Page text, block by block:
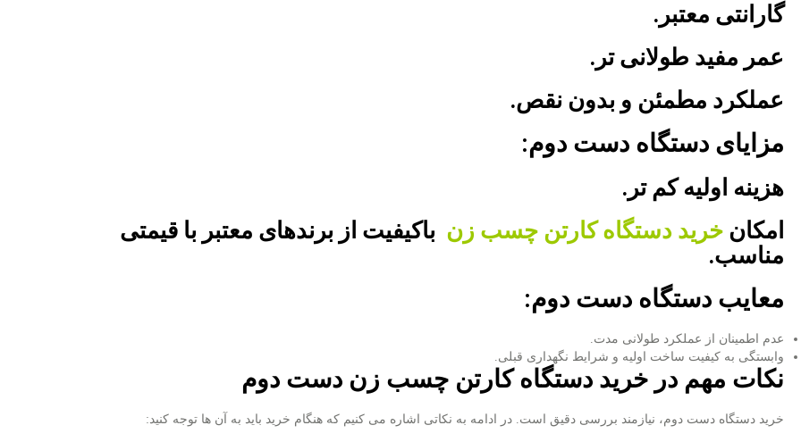
گارانتی معتبر.
عمر مفید طولانی‌ تر.
عملکرد مطمئن و بدون نقص.
مزایای دستگاه دست دوم:
هزینه اولیه کم تر.
امکان خرید دستگاه‌ کارتن چسب زن باکیفیت از برندهای معتبر با قیمتی
مناسب.
معایب دستگاه دست دوم:
عدم اطمینان از عملکرد طولانی‌ مدت.
وابستگی به کیفیت ساخت اولیه و شرایط نگهداری قبلی.
نکات مهم در خرید دستگاه کارتن چسب زن دست دوم
خرید دستگاه دست دوم، نیازمند بررسی دقیق است. در ادامه به نکاتی اشاره می ‌کنیم که هنگام خرید باید به آن ‌ها توجه کنید: